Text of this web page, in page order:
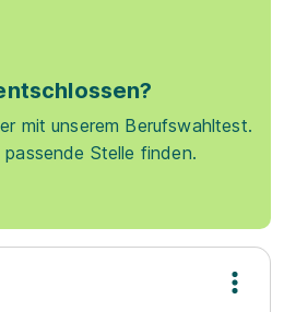
mit unserem Berufswahltest.
Stelle finden.